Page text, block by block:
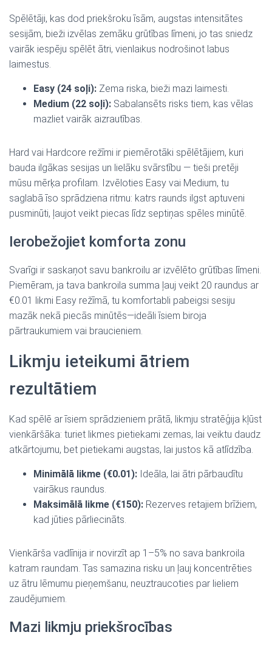
Spēlētāji, kas dod priekšroku īsām, augstas intensitātes
sesijām, bieži izvēlas zemāku grūtības līmeni, jo tas sniedz
vairāk iespēju spēlēt ātri, vienlaikus nodrošinot labus
laimestus.
Easy (24 soļi): Zema riska, bieži mazi laimesti.
Medium (22 soļi): Sabalansēts risks tiem, kas vēlas
mazliet vairāk aizrautības.
Hard vai Hardcore režīmi ir piemērotāki spēlētājiem, kuri
bauda ilgākas sesijas un lielāku svārstību — tieši pretēji
mūsu mērķa profilam. Izvēloties Easy vai Medium, tu
saglabā īso sprādziena ritmu: katrs raunds ilgst aptuveni
pusminūti, ļaujot veikt piecas līdz septiņas spēles minūtē.
Ierobežojiet komforta zonu
Svarīgi ir saskaņot savu bankroilu ar izvēlēto grūtības līmeni.
Piemēram, ja tava bankroila summa ļauj veikt 20 raundus ar
€0.01 likmi Easy režīmā, tu komfortabli pabeigsi sesiju
mazāk nekā piecās minūtēs—ideāli īsiem biroja
pārtraukumiem vai braucieniem.
Likmju ieteikumi ātriem
rezultātiem
Kad spēlē ar īsiem sprādzieniem prātā, likmju stratēģija kļūst
vienkāršāka: turiet likmes pietiekami zemas, lai veiktu daudz
atkārtojumu, bet pietiekami augstas, lai justos kā atlīdzība.
Minimālā likme (€0.01): Ideāla, lai ātri pārbaudītu
vairākus raundus.
Maksimālā likme (€150): Rezerves retajiem brīžiem,
kad jūties pārliecināts.
Vienkārša vadlīnija ir novirzīt ap 1–5% no sava bankroila
katram raundam. Tas samazina risku un ļauj koncentrēties
uz ātru lēmumu pieņemšanu, neuztraucoties par lieliem
zaudējumiem.
Mazi likmju priekšrocības